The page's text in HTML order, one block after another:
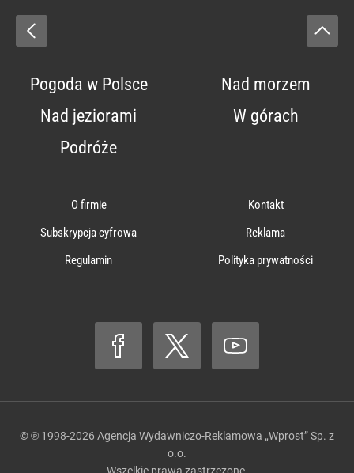
Pogoda w Polsce
Nad morzem
Nad jeziorami
W górach
Podróże
O firmie
Kontakt
Subskrypcja cyfrowa
Reklama
Regulamin
Polityka prywatności
© ℗ 1998-2026 Agencja Wydawniczo-Reklamowa „Wprost” Sp. z
o.o.